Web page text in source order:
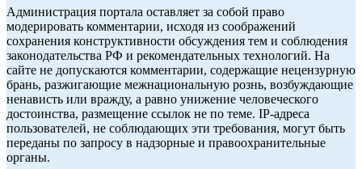
Администрация портала оставляет за собой право
модерировать комментарии, исходя из соображений
сохранения конструктивности обсуждения тем и соблюдения
законодательства РФ и рекомендательных технологий. На
сайте не допускаются комментарии, содержащие нецензурную
брань, разжигающие межнациональную рознь, возбуждающие
ненависть или вражду, а равно унижение человеческого
достоинства, размещение ссылок не по теме. IP-адреса
пользователей, не соблюдающих эти требования, могут быть
переданы по запросу в надзорные и правоохранительные
органы.